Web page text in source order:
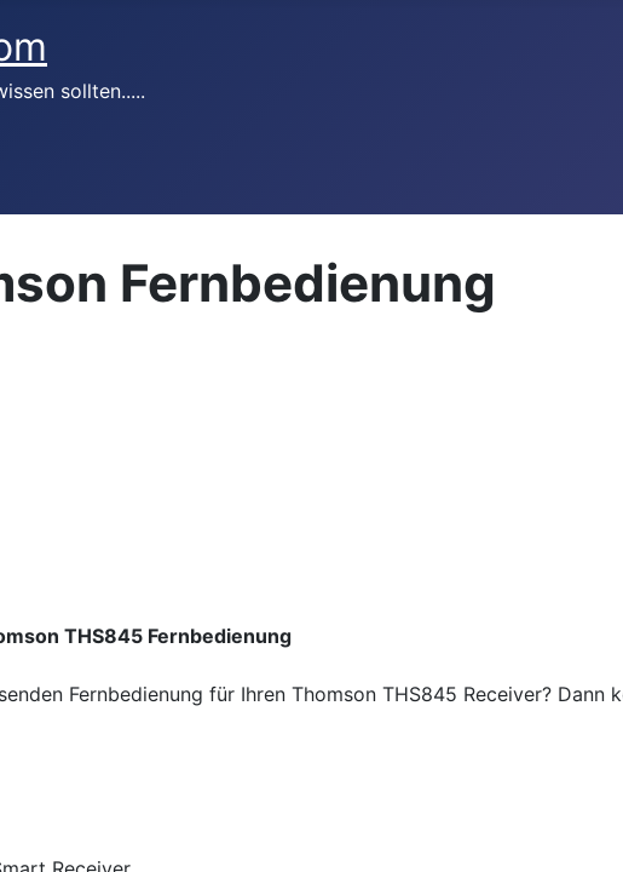
sollten.....
Fernbedienung
THS845 Fernbedienung
Fernbedienung für Ihren Thomson THS845 Receiver?